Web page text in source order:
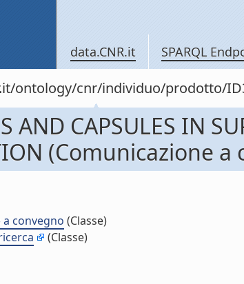
data.CNR.it SPARQL
ontology/cnr/individuo/prodotto/
AND CAPSULES IN
(Comunicazione a
convegno (Classe)
(Classe)